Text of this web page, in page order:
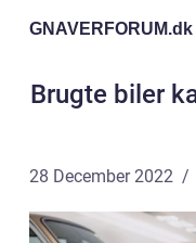
GNAVERFORUM.dk
Brugte biler
28 December 2022